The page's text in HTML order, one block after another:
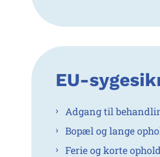
EU-
Adgang til
Bopæl og lange
Ferie og korte ophold